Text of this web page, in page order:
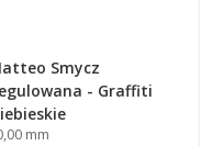
Smycz
- Graffiti
mm